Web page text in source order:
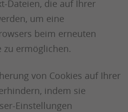
Dateien, die auf Ihrer
um eine
beim erneuten
zu ermöglichen.
von Cookies auf Ihrer
indem sie
Einstellungen